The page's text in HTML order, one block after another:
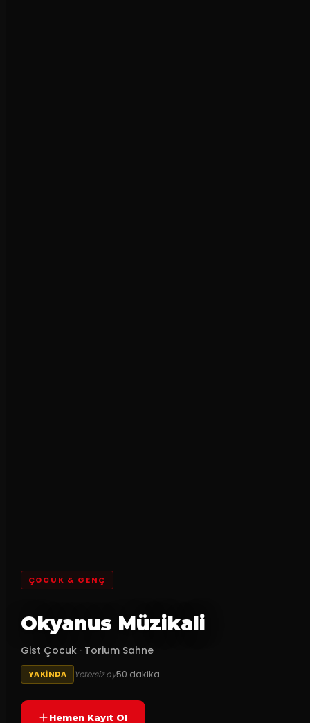
ÇOCUK & GENÇ
Okyanus Müzikali
Gist Çocuk · Torium Sahne
YAKINDA Yetersiz oy50 dakika
Hemen Kayıt Ol